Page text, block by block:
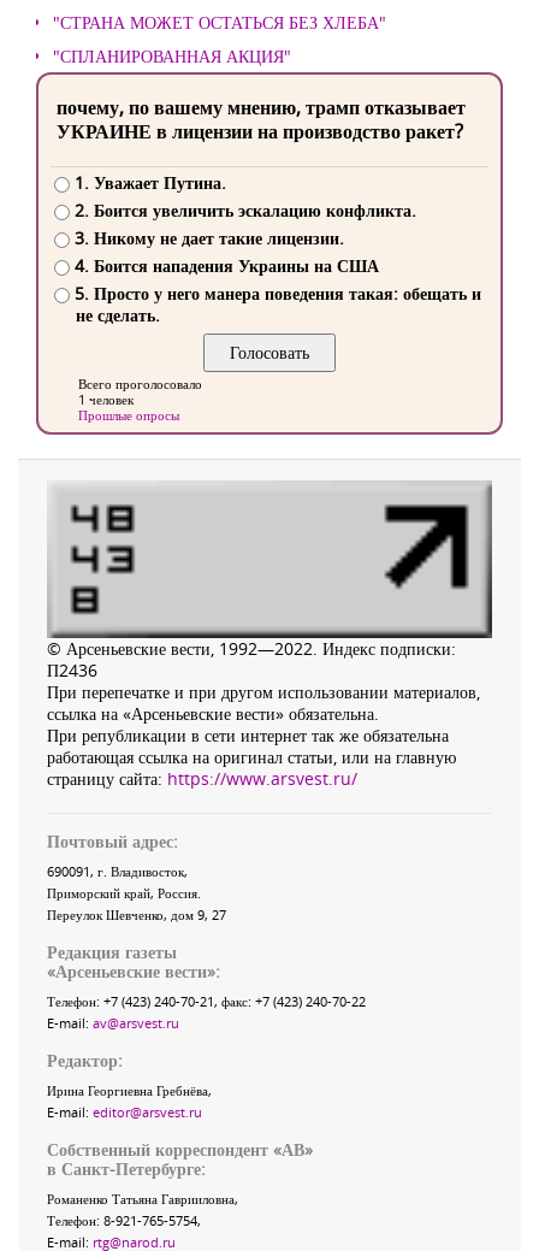
"СТРАНА МОЖЕТ ОСТАТЬСЯ БЕЗ ХЛЕБА"
"СПЛАНИРОВАННАЯ АКЦИЯ"
почему, по вашему мнению, трамп отказывает
УКРАИНЕ в лицензии на производство ракет?
1. Уважает Путина.
2. Боится увеличить эскалацию конфликта.
3. Никому не дает такие лицензии.
4. Боится нападения Украины на США
5. Просто у него манера поведения такая: обещать и
не сделать.
Всего проголосовало
1 человек
Прошлые опросы
© Арсеньевские вести, 1992—2022. Индекс подписки:
П2436
При перепечатке и при другом использовании материалов,
ссылка на «Арсеньевские вести» обязательна.
При републикации в сети интернет так же обязательна
работающая ссылка на оригинал статьи, или на главную
страницу сайта: https://www.arsvest.ru/
Почтовый адрес:
690091, г. Владивосток,
Приморский край, Россия
Переулок Шевченко, дом 9, 27
Редакция газеты
«Арсеньевские вести»:
Телефон: +7 (423) 240-70-21, факс: +7 (423) 240-70-22
E-mail: av@arsvest.ru
Редактор:
Ирина Георгиевна Гребнёва,
E-mail: editor@arsvest.ru
Собственный корреспондент «АВ»
в Санкт-Петербурге:
Романенко Татьяна Гаврииловна,
Телефон: 8-921-765-5754,
E-mail: rtg@narod.ru